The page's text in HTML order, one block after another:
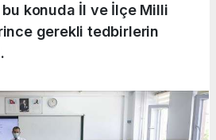
konuda İl ve İlçe Milli
gerekli tedbirlerin